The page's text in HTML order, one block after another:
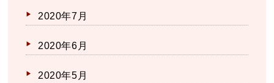
2020年7月
2020年6月
2020年5月